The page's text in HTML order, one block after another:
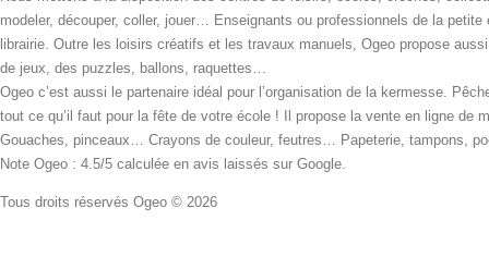
modeler, découper, coller, jouer… Enseignants ou professionnels de la
librairie. Outre les loisirs créatifs et les travaux manuels, Ogeo propose
de jeux, des puzzles, ballons, raquettes…
Ogeo c’est aussi le partenaire idéal pour l’organisation de la kermesse.
tout ce qu’il faut pour la fête de votre école ! Il propose la vente en ligne
Gouaches, pinceaux… Crayons de couleur, feutres… Papeterie, tampons,
Note Ogeo : 4.5/5 calculée en avis laissés sur Google.
Tous droits réservés Ogeo © 2026